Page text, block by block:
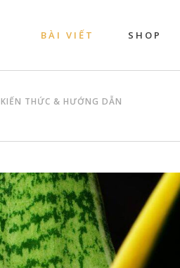
BÀI VIẾT SHOP
KIẾN THỨC & HƯỚNG DẪN